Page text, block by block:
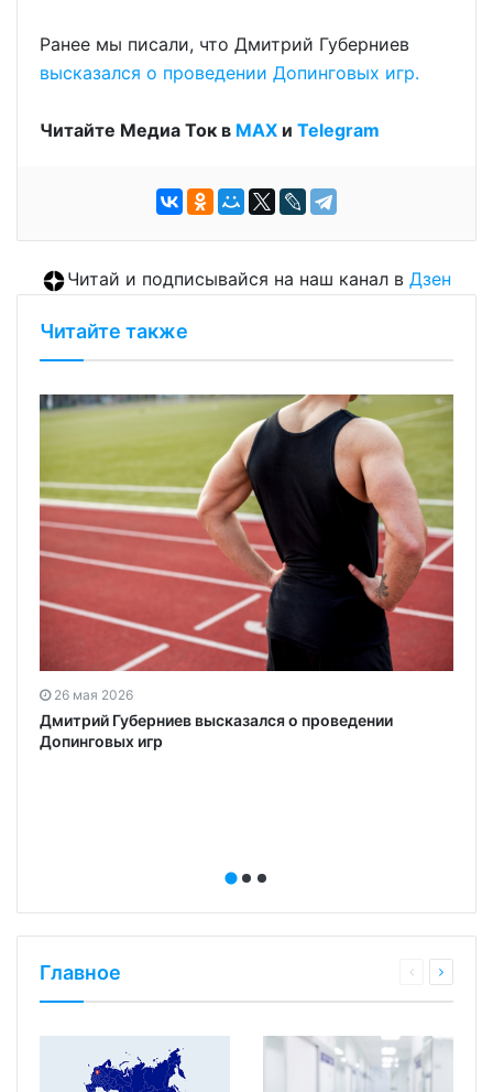
Ранее мы писали, что Дмитрий Губерниев
высказался о проведении Допинговых игр.
Читайте Медиа Ток в МАХ и Telegram
Читай и подписывайся на наш канал в Дзен
Читайте также
26 мая 2026
Дмитрий Губерниев высказался о проведении
Допинговых игр
Главное